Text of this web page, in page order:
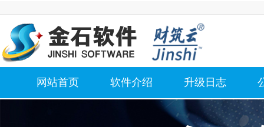
网站首页 软件介绍 升级日志